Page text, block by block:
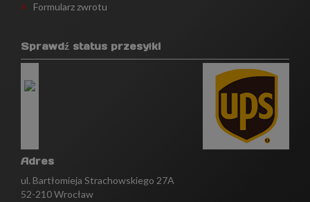
Formularz zwrotu
Sprawdź status przesyłki
Adres
ul. Bartłomieja Strachowskiego 27A
52-210 Wrocław